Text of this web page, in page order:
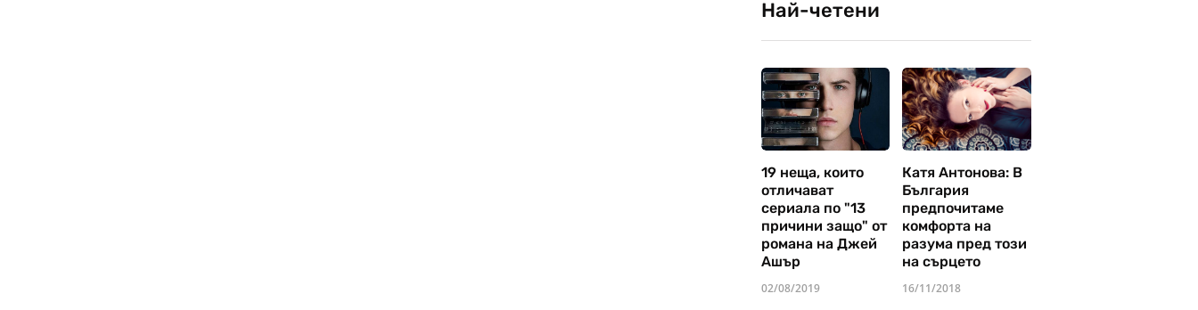
Най-четени
19 неща, които
отличават
сериала по "13
причини защо" от
романа на Джей
Ашър
02/08/2019
Катя Антонова: В
България
предпочитаме
комфорта на
разума пред този
на сърцето
16/11/2018